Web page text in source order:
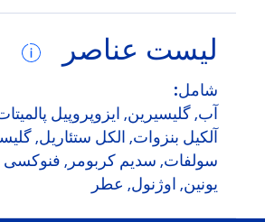
لیست عناصر
شامل:
آلکیل بنزوات, الکل ستئاریل,
سولفات, سدیم کربومر, فنوکسی
یونین‌, اوژنول‌, عطر